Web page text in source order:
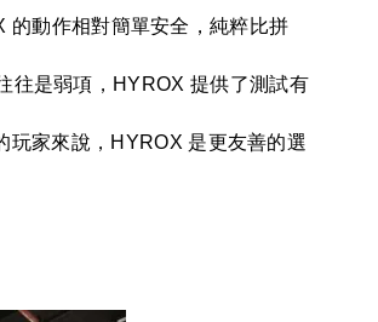
的動作相對簡單安全，純粹比拼
往是弱項，HYROX 提供了測試有
玩家來說，HYROX 是更友善的選